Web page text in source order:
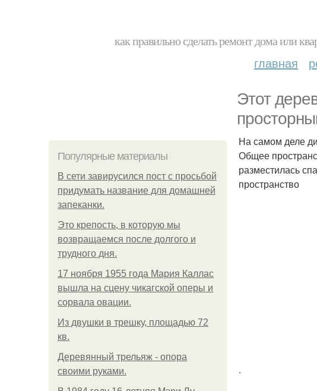
как правильно сделать ремонт дома или
главная
Этот
Популярные материалы
В сети завирусился пост с просьбой
придумать название для домашней
запеканки.
Это крепость, в которую мы
возвращаемся после долгого и
трудного дня.
17 ноября 1955 года Мария Каллас
вышла на сцену чикагской оперы и
сорвала овации.
Из двушки в трешку, площадью 72
кв.
Деревянный трельяж - опора
своими руками.
На самом деле
Общее
разместилась
пространство
.